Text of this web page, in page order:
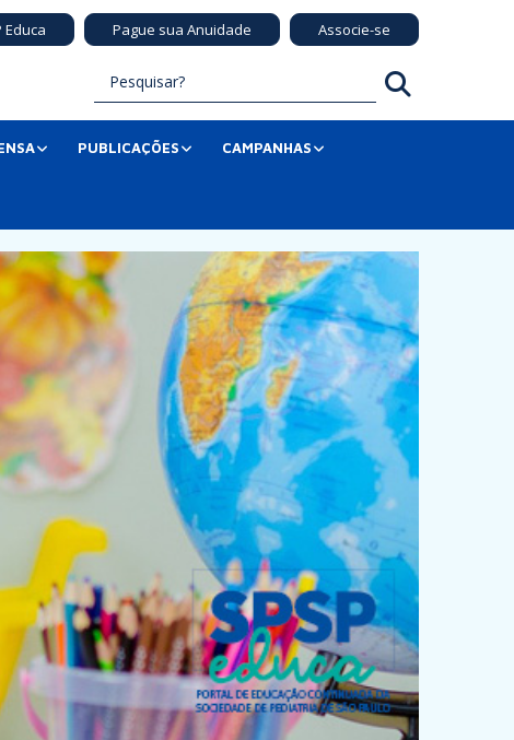
Educa Pague sua Anuidade Associe-se
PUBLICAÇÕES CAMPANHAS